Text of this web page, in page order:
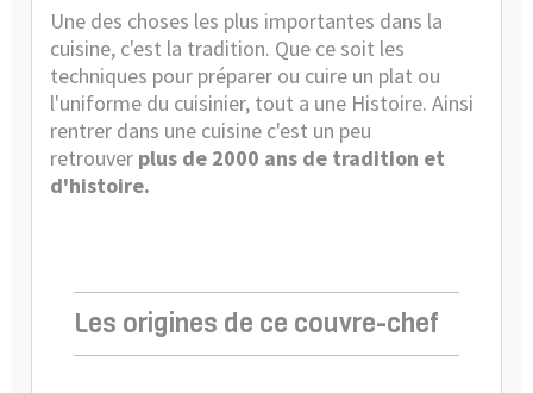
Une des choses les plus importantes dans la
cuisine, c'est la tradition. Que ce soit les
techniques pour préparer ou cuire un plat ou
l'uniforme du cuisinier, tout a une Histoire. Ainsi
rentrer dans une cuisine c'est un peu
retrouver plus de 2000 ans de tradition et
d'histoire.
Les origines de ce couvre-chef